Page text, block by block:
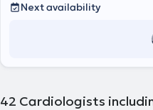
Next availability
42 Cardiologists